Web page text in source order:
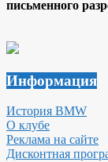
письменного
Информация
История BMW
О клубе
Реклама на сайте
Дисконтная